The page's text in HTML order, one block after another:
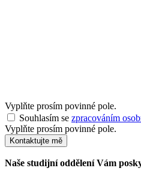
Vyplňte prosím povinné pole.
Souhlasím se zpracováním
Vyplňte prosím povinné pole.
Kontaktujte mě
Naše studijní oddělení Vám